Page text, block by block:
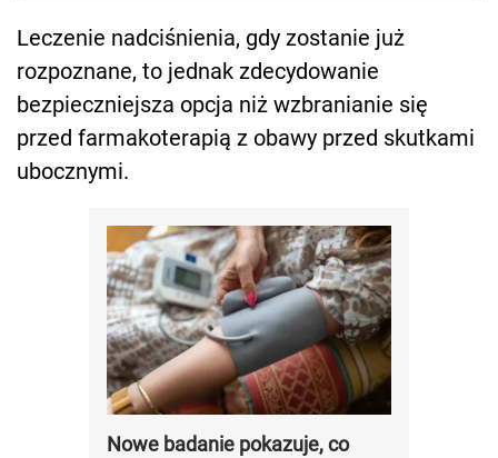
Leczenie nadciśnienia, gdy zostanie już
rozpoznane, to jednak zdecydowanie
bezpieczniejsza opcja niż wzbranianie się
przed farmakoterapią z obawy przed skutkami
ubocznymi.
Nowe badanie pokazuje, co